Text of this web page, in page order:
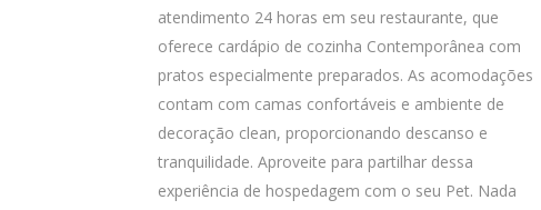
atendimento 24 horas em seu restaurante, que
oferece cardápio de cozinha Contemporânea com
pratos especialmente preparados. As acomodações
contam com camas confortáveis e ambiente de
decoração clean, proporcionando descanso e
tranquilidade. Aproveite para partilhar dessa
experiência de hospedagem com o seu Pet. Nada